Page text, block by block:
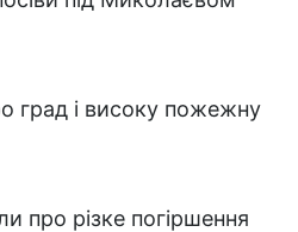
град і високу пожежну
про різке погіршення